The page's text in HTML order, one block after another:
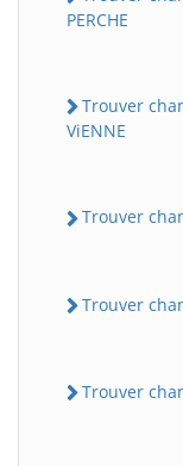
PERCHE
Trouver
ViENNE
Trouver
Trouver
Trouver